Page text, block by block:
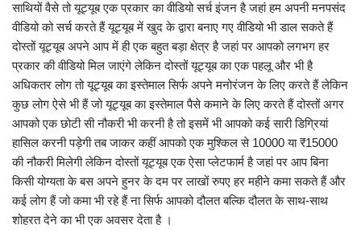
साथियों वैसे तो यूट्यूब एक प्रकार का वीडियो सर्च इंजन है जहां हम अपनी मनपसंद
वीडियो को सर्च करते हैं यूट्यूब में खुद के द्वारा बनाए गए वीडियो भी डाल सकते हैं
दोस्तों यूट्यूब अपने आप में ही एक बहुत बड़ा क्षेत्र है जहां पर आपको लगभग हर
प्रकार की वीडियो मिल जाएंगे लेकिन दोस्तों यूट्यूब का एक पहलू और भी है
अधिकतर लोग तो यूट्यूब का इस्तेमाल सिर्फ अपने मनोरंजन के लिए करते हैं लेकिन
कुछ लोग ऐसे भी हैं जो यूट्यूब का इस्तेमाल पैसे कमाने के लिए करते हैं दोस्तों अगर
आपको एक छोटी सी नौकरी भी करनी है तो इसमें भी आपको कई सारी डिग्रियां
हासिल करनी पड़ेगी तब जाकर कहीं आपको एक मुश्किल से 10000 या ₹15000
की नौकरी मिलेगी लेकिन दोस्तों यूट्यूब एक ऐसा प्लेटफार्म है जहां पर आप बिना
किसी योग्यता के बस अपने हुनर के दम पर लाखों रुपए हर महीने कमा सकते हैं और
कई लोग हैं जो कमा भी रहे हैं ना सिर्फ आपको दौलत बल्कि दौलत के साथ-साथ
शोहरत देने का भी एक अवसर देता है ।